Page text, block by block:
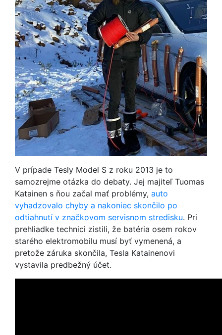
V prípade Tesly Model S z roku 2013 je to
samozrejme otázka do debaty. Jej majiteľ Tuomas
Katainen s ňou začal mať problémy, auto
vyhadzovalo chyby a nakoniec skončilo po
odtiahnutí v značkovom servisnom stredisku. Pri
prehliadke technici zistili, že batéria osem rokov
starého elektromobilu musí byť vymenená, a
pretože záruka skončila, Tesla Katainenovi
vystavila predbežný účet.